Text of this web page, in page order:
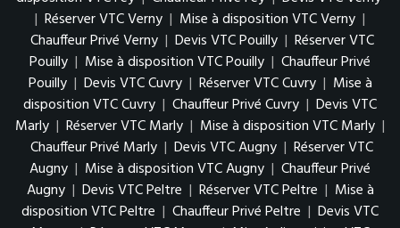
| Réserver VTC Verny | Mise à disposition VTC Verny |
Chauffeur Privé Verny | Devis VTC Pouilly | Réserver VTC
Pouilly | Mise à disposition VTC Pouilly | Chauffeur Privé
Pouilly | Devis VTC Cuvry | Réserver VTC Cuvry | Mise à
disposition VTC Cuvry | Chauffeur Privé Cuvry | Devis VTC
Marly | Réserver VTC Marly | Mise à disposition VTC Marly |
Chauffeur Privé Marly | Devis VTC Augny | Réserver VTC
Augny | Mise à disposition VTC Augny | Chauffeur Privé
Augny | Devis VTC Peltre | Réserver VTC Peltre | Mise à
disposition VTC Peltre | Chauffeur Privé Peltre | Devis VTC